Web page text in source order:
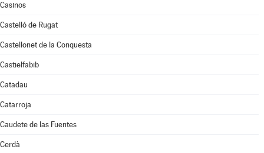
Casinos
Castelló de Rugat
Castellonet de la Conquesta
Castielfabib
Catadau
Catarroja
Caudete de las Fuentes
Cerdà